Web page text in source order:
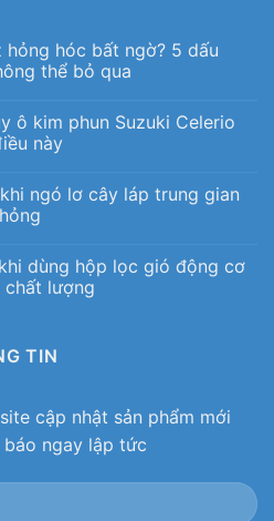
hỏng hóc bất ngờ? 5 dấu
thể bỏ qua
ô kim phun Suzuki Celerio
này
ngó lơ cây láp trung gian
dùng hộp lọc gió động cơ
chất lượng
TIN
cập nhật sản phẩm mới
ngay lập tức